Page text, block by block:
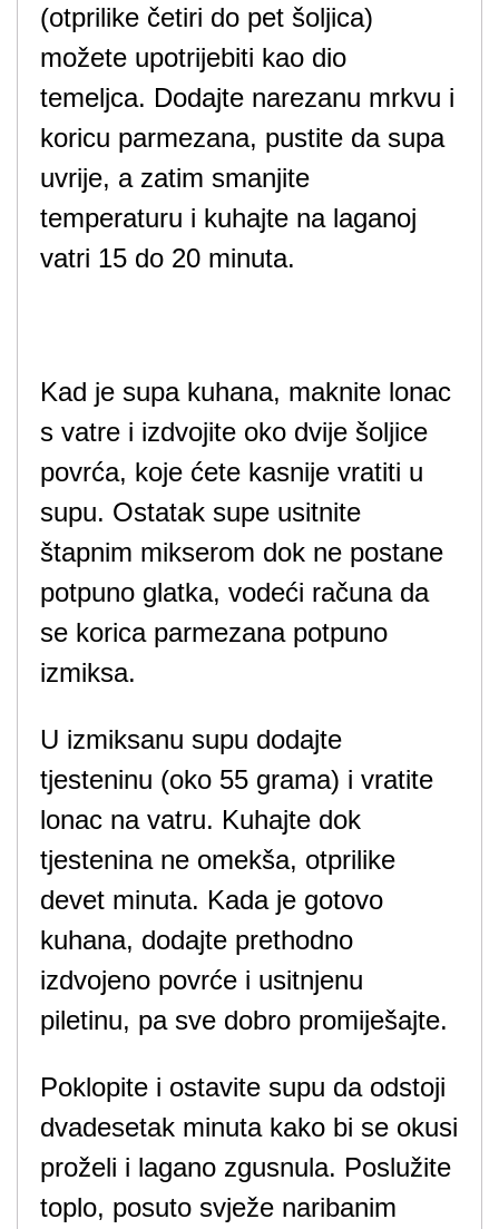
(otprilike četiri do pet šoljica)
možete upotrijebiti kao dio
temeljca. Dodajte narezanu mrkvu i
koricu parmezana, pustite da supa
uvrije, a zatim smanjite
temperaturu i kuhajte na laganoj
vatri 15 do 20 minuta.
Kad je supa kuhana, maknite lonac
s vatre i izdvojite oko dvije šoljice
povrća, koje ćete kasnije vratiti u
supu. Ostatak supe usitnite
štapnim mikserom dok ne postane
potpuno glatka, vodeći računa da
se korica parmezana potpuno
izmiksa.
U izmiksanu supu dodajte
tjesteninu (oko 55 grama) i vratite
lonac na vatru. Kuhajte dok
tjestenina ne omekša, otprilike
devet minuta. Kada je gotovo
kuhana, dodajte prethodno
izdvojeno povrće i usitnjenu
piletinu, pa sve dobro promiješajte.
Poklopite i ostavite supu da odstoji
dvadesetak minuta kako bi se okusi
proželi i lagano zgusnula. Poslužite
toplo, posuto svježe naribanim